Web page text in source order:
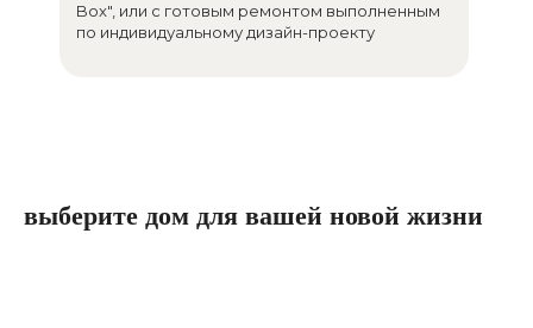
Box", или с готовым ремонтом выполненным
по индивидуальному дизайн-проекту
выберите дом для вашей новой жизни